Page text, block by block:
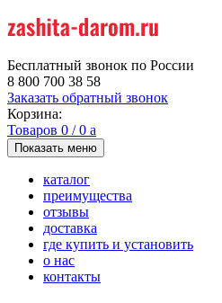
Бесплатный звонок по России
8 800 700 38 58
Заказать обратный звонок
Корзина:
Товаров 0 /0 a
Показать меню
каталог
преимущества
отзывы
доставка
где купить и установить
о нас
контакты